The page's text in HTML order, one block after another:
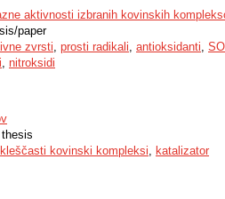
aktivnosti izbranih kovinskih
paper
zvrsti, prosti radikali, antioksidanti,
, nitroksidi
kleščasti kovinski kompleksi, katalizator